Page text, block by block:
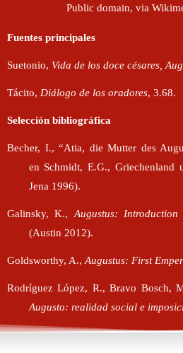
Public domain, via
Fuentes principales
Suetonio, Vida de los doce césares,
Tácito, Diálogo de los oradores, 3.68.
Selección bibliográfica
Becher, I., “Atia, die Mutter des
en Schmidt, E.G., Griechenland
Jena 1996).
Galinsky, K., Augustus:
(Austin 2012).
Goldsworthy, A., Augustus: First
Rodríguez López, R., Bravo Bosch,
Augusto: realidad social e